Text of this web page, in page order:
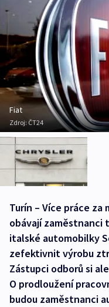
Fiat
Zdroj: ČT24
Turín – Více práce
obávají zaměstnanci
italské automobilky
zefektivnit výrobu
Zástupci odborů si
O prodloužení
budou zaměstnanci